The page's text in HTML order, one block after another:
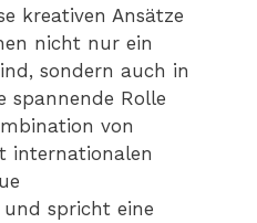
kreativen Ansätze
nicht nur ein
sondern auch in
spannende Rolle
von
internationalen
und spricht eine